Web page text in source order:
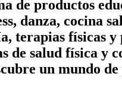
de productos
danza, cocina
terapias físicas
salud física y
un mundo